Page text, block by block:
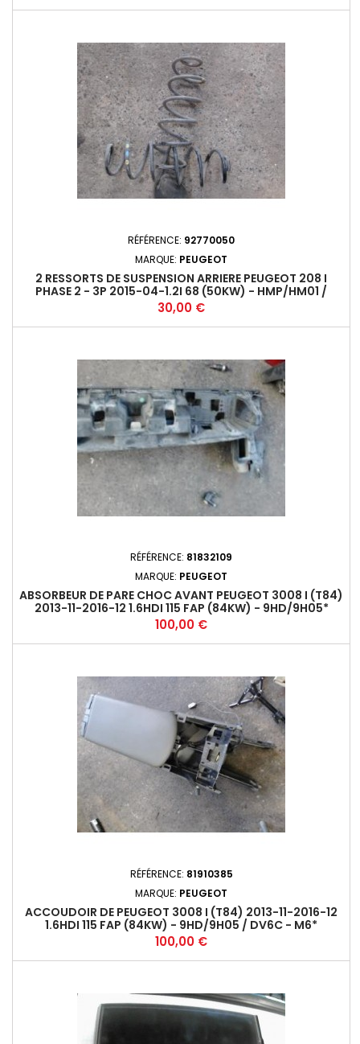
RÉFÉRENCE: 92770050
MARQUE: PEUGEOT
2 RESSORTS DE SUSPENSION ARRIERE PEUGEOT 208 I
PHASE 2 - 3P 2015-04-1.2I 68 (50KW) - HMP/HM01 /
EB2FB - M5+
Prix
30,00 €
RÉFÉRENCE: 81832109
MARQUE: PEUGEOT
ABSORBEUR DE PARE CHOC AVANT PEUGEOT 3008 I (T84)
2013-11-2016-12 1.6HDI 115 FAP (84KW) - 9HD/9H05*
Prix
100,00 €
RÉFÉRENCE: 81910385
MARQUE: PEUGEOT
ACCOUDOIR DE PEUGEOT 3008 I (T84) 2013-11-2016-12
1.6HDI 115 FAP (84KW) - 9HD/9H05 / DV6C - M6*
Prix
100,00 €